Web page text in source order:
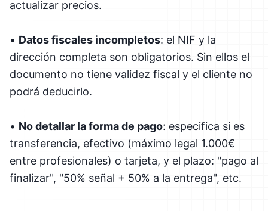
actualizar precios.
• Datos fiscales incompletos: el NIF y la
dirección completa son obligatorios. Sin ellos el
documento no tiene validez fiscal y el cliente no
podrá deducirlo.
• No detallar la forma de pago: especifica si es
transferencia, efectivo (máximo legal 1.000€
entre profesionales) o tarjeta, y el plazo: "pago al
finalizar", "50% señal + 50% a la entrega", etc.